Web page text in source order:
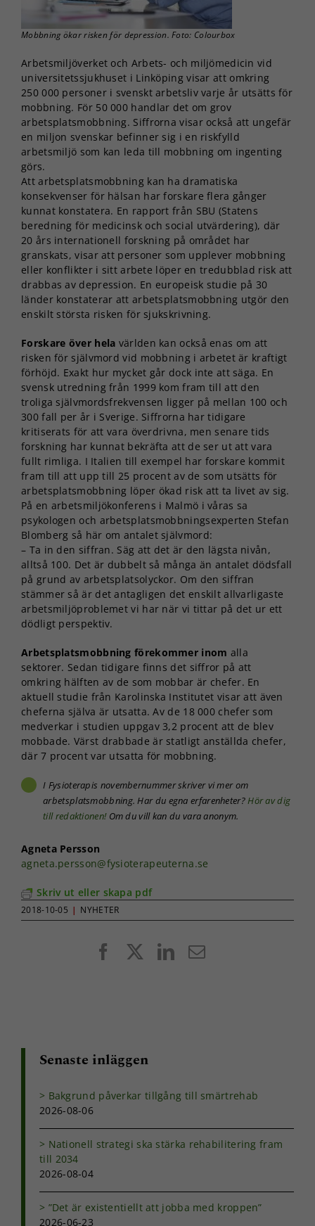
Mobbning ökar risken för depression. Foto: Colourbox
Arbetsmiljöverket och Arbets- och miljömedicin vid
universitetssjukhuset i Linköping visar att omkring
250 000 personer i svenskt arbetsliv varje år utsätts för
mobbning. För 50 000 handlar det om grov
arbetsplatsmobbning. Siffrorna visar också att ungefär
en miljon svenskar befinner sig i en riskfylld
arbetsmiljö som kan leda till mobbning om ingenting
görs.
Att arbetsplatsmobbning kan ha dramatiska
konsekvenser för hälsan har forskare flera gånger
kunnat konstatera. En rapport från SBU (Statens
beredning för medicinsk och social utvärdering), där
20 års internationell forskning på området har
granskats, visar att personer som upplever mobbning
eller konflikter i sitt arbete löper en tredubblad risk att
drabbas av depression. En europeisk studie på 30
länder konstaterar att arbetsplatsmobbning utgör den
enskilt största risken för sjukskrivning.
Forskare över hela världen kan också enas om att
risken för självmord vid mobbning i arbetet är kraftigt
förhöjd. Exakt hur mycket går dock inte att säga. En
svensk utredning från 1999 kom fram till att den
troliga självmordsfrekvensen ligger på mellan 100 och
300 fall per år i Sverige. Siffrorna har tidigare
kritiserats för att vara överdrivna, men senare tids
forskning har kunnat bekräfta att de ser ut att vara
fullt rimliga. I Italien till exempel har forskare kommit
fram till att upp till 25 procent av de som utsätts för
arbetsplatsmobbning löper ökad risk att ta livet av sig.
På en arbetsmiljökonferens i Malmö i våras sa
psykologen och arbetsplatsmobbningsexperten Stefan
Blomberg så här om antalet självmord:
– Ta in den siffran. Säg att det är den lägsta nivån,
alltså 100. Det är dubbelt så många än antalet dödsfall
på grund av arbetsplatsolyckor. Om den siffran
stämmer så är det antagligen det enskilt allvarligaste
arbetsmiljöproblemet vi har när vi tittar på det ur ett
dödligt perspektiv.
Arbetsplatsmobbning förekommer inom alla
sektorer. Sedan tidigare finns det siffror på att
omkring hälften av de som mobbar är chefer. En
aktuell studie från Karolinska Institutet visar att även
cheferna själva är utsatta. Av de 18 000 chefer som
medverkar i studien uppgav 3,2 procent att de blev
mobbade. Värst drabbade är statligt anställda chefer,
där 7 procent var utsatta för mobbning.
I Fysioterapis novembernummer skriver vi mer om
arbetsplatsmobbning. Har du egna erfarenheter?Hör av dig
till redaktionen!Om du vill kan du vara anonym.
Agneta Persson
agneta.persson@fysioterapeuterna.se
Skriv ut eller skapa pdf
2018-10-05 | NYHETER
FacebookLinkedIn
E-
Senaste inläggen
Bakgrund påverkar tillgång till smärtrehab
2026-08-06
Nationell strategi ska stärka rehabilitering fram
till 2034
2026-08-04
”Det är existentiellt att jobba med kroppen”
2026-06-23